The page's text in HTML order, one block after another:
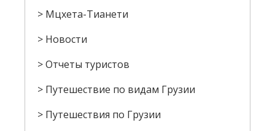
Мцхета-Тианети
Новости
Отчеты туристов
Путешествие по видам Грузии
Путешествия по Грузии